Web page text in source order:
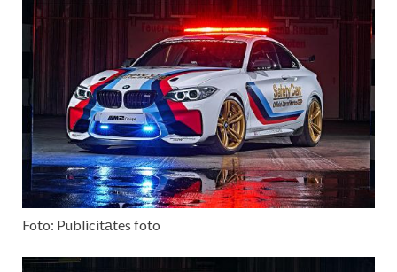
Foto: Publicitātes foto